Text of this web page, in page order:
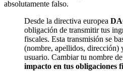
absolutamente falso.
Desde la directiva europea
obligación de transmitir tus
fiscales. Esta transmisión se
(nombre, apellidos, dirección)
usuario. Cambiar tu nombre
impacto en tus obligaciones